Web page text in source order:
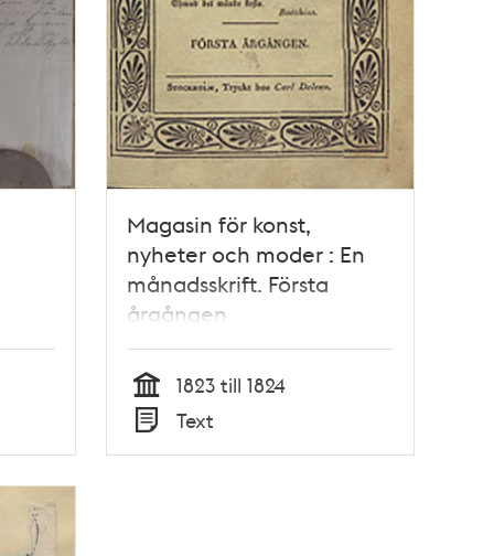
Magasin för konst,
nyheter och moder : En
månadsskrift. Första
årgången
Tid
1823 till 1824
Typ
Text